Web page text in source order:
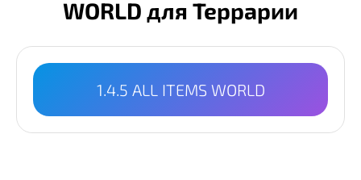
WORLD для Террарии
1.4.5 ALL ITEMS WORLD